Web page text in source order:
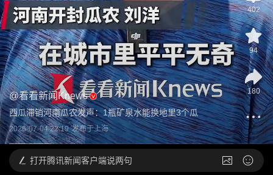
@看看新闻Knews
西瓜滞销河南瓜农发声：1瓶矿泉水能换地里3个瓜
2026-07-04 22:19 发布于上海
402
94
180
打开腾讯新闻客户端说两句